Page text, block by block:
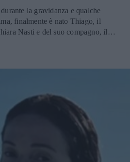
la gravidanza e qualche
finalmente è nato Thiago, il
Nasti e del suo compagno, il
coppia.